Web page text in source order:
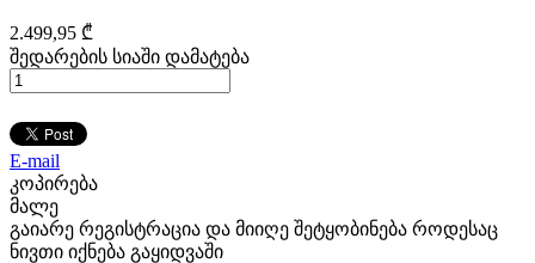
2.499,95 ₾
შედარების სიაში დამატება
E-mail
კოპირება
მალე
გაიარე რეგისტრაცია და მიიღე შეტყობინება როდესაც
ნივთი იქნება გაყიდვაში